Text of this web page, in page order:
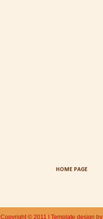
HOME PAGE
Copyright © 2011 Template design by